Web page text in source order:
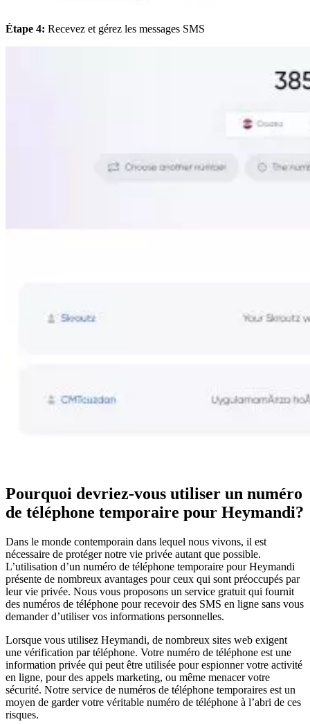
Étape 4: Recevez et gérez les messages SMS
Pourquoi devriez-vous utiliser un numéro
de téléphone temporaire pour Heymandi?
Dans le monde contemporain dans lequel nous vivons, il est
nécessaire de protéger notre vie privée autant que possible.
L’utilisation d’un numéro de téléphone temporaire pour Heymandi
présente de nombreux avantages pour ceux qui sont préoccupés par
leur vie privée. Nous vous proposons un service gratuit qui fournit
des numéros de téléphone pour recevoir des SMS en ligne sans vous
demander d’utiliser vos informations personnelles.
Lorsque vous utilisez Heymandi, de nombreux sites web exigent
une vérification par téléphone. Votre numéro de téléphone est une
information privée qui peut être utilisée pour espionner votre activité
en ligne, pour des appels marketing, ou même menacer votre
sécurité. Notre service de numéros de téléphone temporaires est un
moyen de garder votre véritable numéro de téléphone à l’abri de ces
risques.